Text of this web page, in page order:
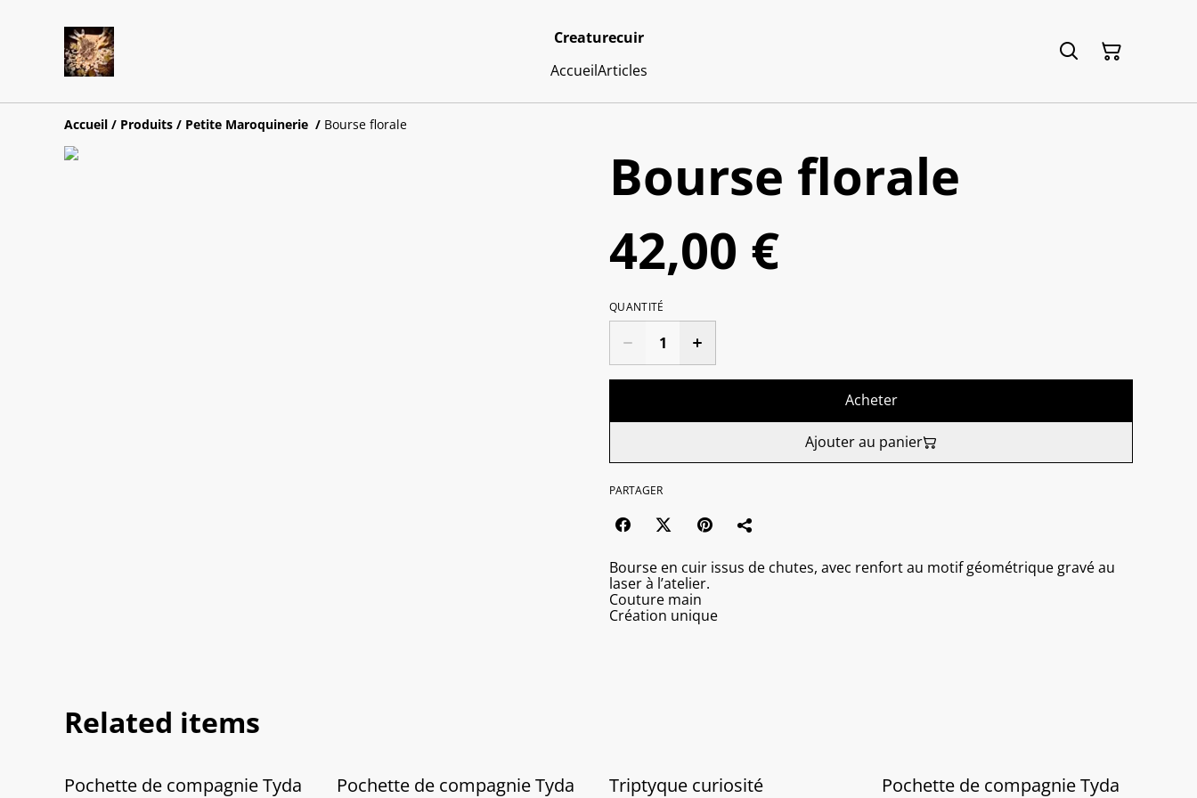
Creaturecuir
AccueilArticles
Accueil / Produits / Petite Maroquinerie / Bourse florale
Bourse florale
42,00 €
QUANTITÉ
Acheter
Ajouter au panier
PARTAGER
Bourse en cuir issus de chutes, avec renfort au motif géométrique gravé au
laser à l’atelier.
Couture main
Création unique
Related items
Pochette de compagnie Tyda Pochette de compagnie Tyda Triptyque curiosité Pochette de compagnie Tyda